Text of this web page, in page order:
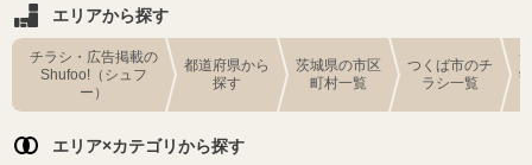
エリアから探す
チラシ・広告掲載の
Shufoo!（シュフ
ー）
都道府県から
探す
茨城県の市区
町村一覧
つくば市のチ
ラシ一覧
エリア×カテゴリから探す